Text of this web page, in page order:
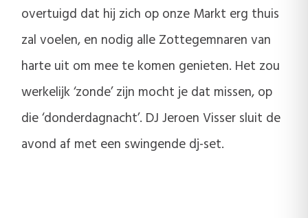
overtuigd dat hij zich op onze Markt erg thuis
zal voelen, en nodig alle Zottegemnaren van
harte uit om mee te komen genieten. Het zou
werkelijk ‘zonde’ zijn mocht je dat missen, op
die ‘donderdagnacht’. DJ Jeroen Visser sluit de
avond af met een swingende dj-set.